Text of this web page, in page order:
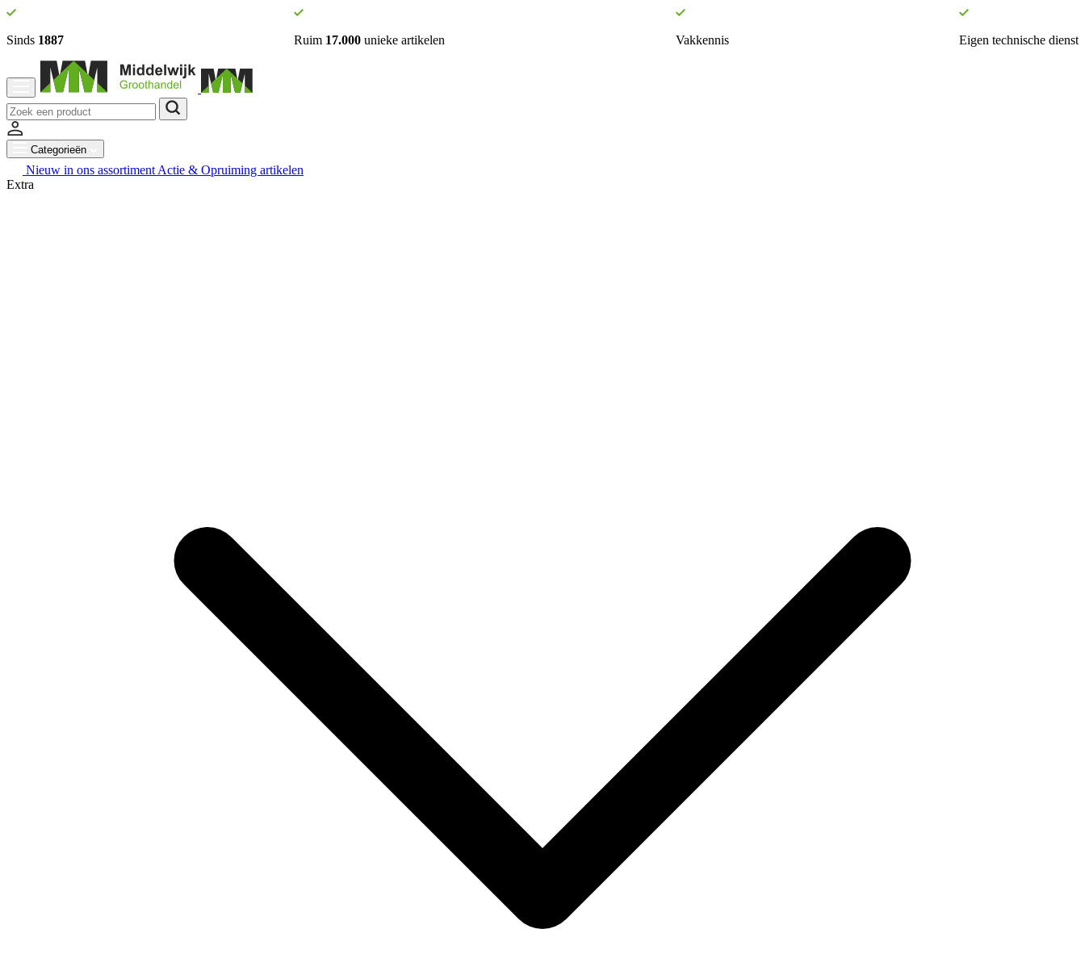
Sinds 1887 Ruim 17.000 unieke artikelen Vakkennis Eigen technische dienst
Categorieën
Nieuw in ons assortiment Actie & Opruiming artikelen
Extra